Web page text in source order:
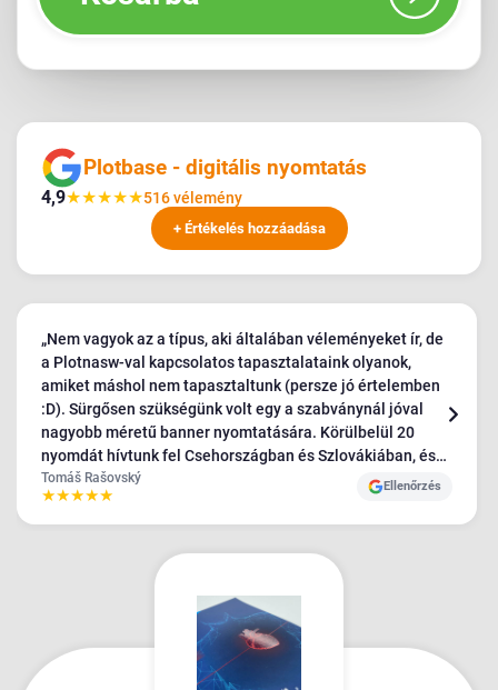
Plotbase - digitális nyomtatás
4,9★★★★★516 vélemény
+ Értékelés hozzáadása
„Nem vagyok az a típus, aki általában véleményeket ír, de
a Plotnasw-val kapcsolatos tapasztalataink olyanok,
amiket máshol nem tapasztaltunk (persze jó értelemben
:D). Sürgősen szükségünk volt egy a szabványnál jóval
nagyobb méretű banner nyomtatására. Körülbelül 20
nyomdát hívtunk fel Csehországban és Szlovákiában, és
az egyetlen, aki beleegyezett a követelményeinkbe, a
Plotbase volt - nagyon pozitív hozzáállással, a többiek
viszonylag kellemetlenek és vonakodóak voltak. A
ahogy mondtam, még soha sehol nem tapasztaltam ilyen
csodálatos ügyfélszolgálatot - rengeteg kérésünk volt, és
az anyagok kiszállítása sokkal tovább tartott, mint kellett
volna. Az 5/5 kevés, de ennél többet nem lehet adni🫶"
Tomáš Rašovský
★★★★★ Ellenőrzés